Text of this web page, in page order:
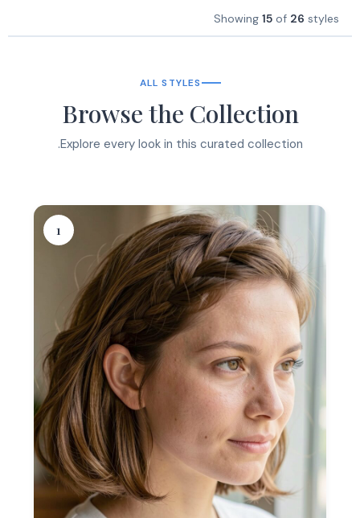
Showing 15 of 26 styles
ALL STYLES
Browse the Collection
Explore every look in this curated collection.
1